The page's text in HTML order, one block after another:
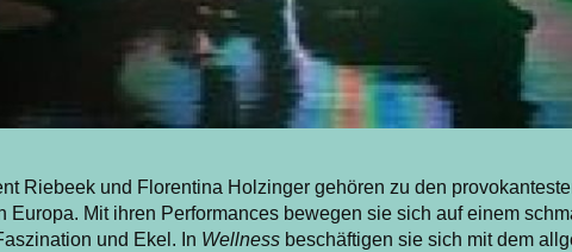
Riebeek und Florentina Holzinger gehören zu den
Europa. Mit ihren Performances bewegen sie sich auf einem
und Ekel. In Wellness beschäftigen sie sich mit dem